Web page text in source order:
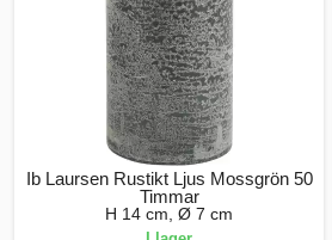
Ib Laursen Rustikt Ljus Mossgrön 50
Timmar
H 14 cm, Ø 7 cm